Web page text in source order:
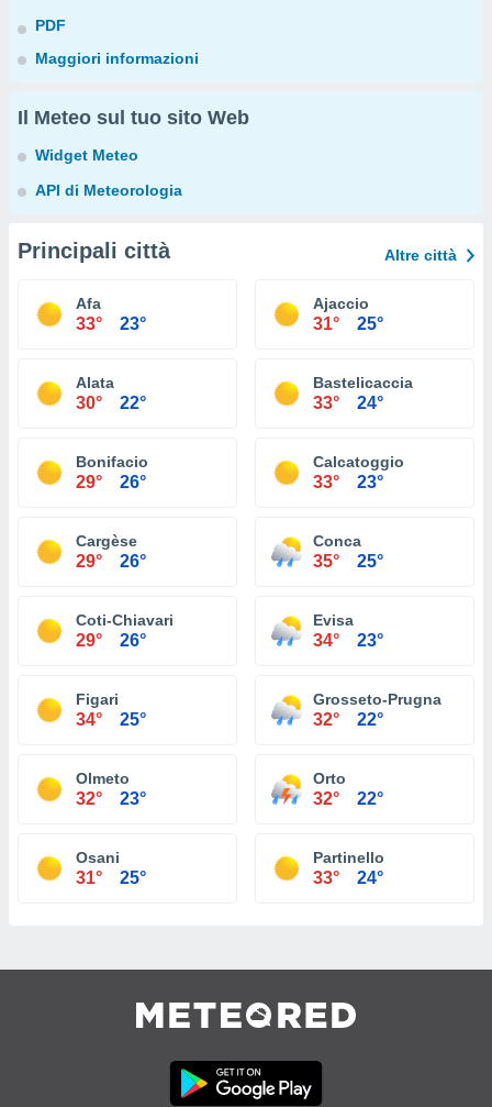
PDF
Maggiori informazioni
Il Meteo sul tuo sito Web
Widget Meteo
API di Meteorologia
Principali città Altre città
Afa
33° 23°
Ajaccio
31° 25°
Alata
30° 22°
Bastelicaccia
33° 24°
Bonifacio
29° 26°
Calcatoggio
33° 23°
Cargèse
29° 26°
Conca
35° 25°
Coti-Chiavari
29° 26°
Evisa
34° 23°
Figari
34° 25°
Grosseto-Prugna
32° 22°
Olmeto
32° 23°
Orto
32° 22°
Osani
31° 25°
Partinello
33° 24°